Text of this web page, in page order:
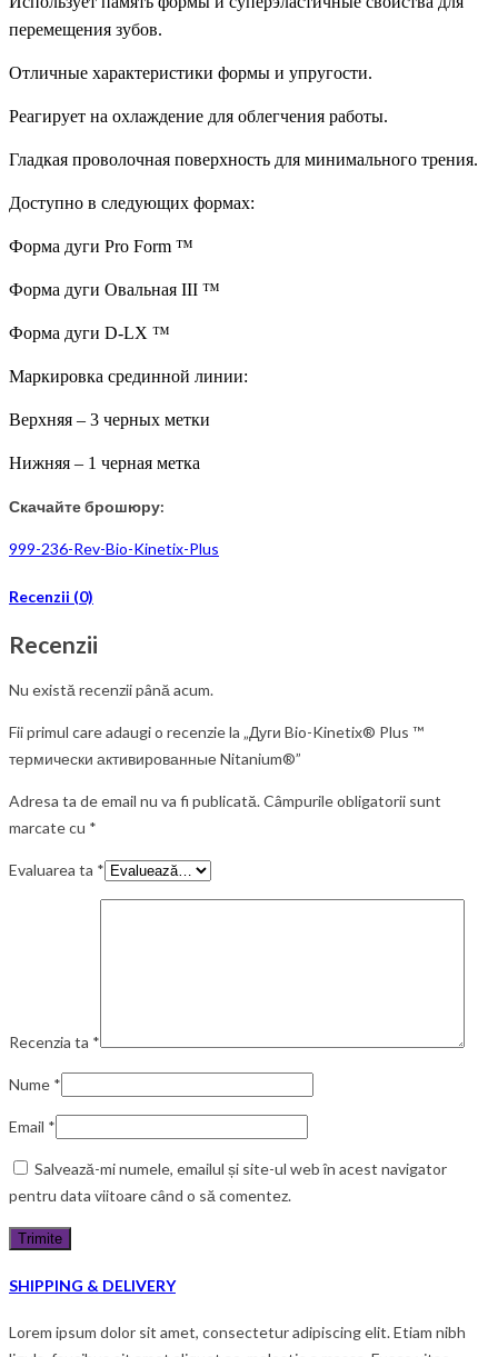
перемещения зубов.
Отличные характеристики формы и упругости.
Реагирует на охлаждение для облегчения работы.
Гладкая проволочная поверхность для минимального трения.
Доступно в следующих формах:
Форма дуги Pro Form ™
Форма дуги Овальная III ™
Форма дуги D-LX ™
Маркировка срединной линии:
Верхняя – 3 черных метки
Нижняя – 1 черная метка
Скачайте брошюру:
999-236-Rev-Bio-Kinetix-Plus
Recenzii (0)
Recenzii
Nu există recenzii până acum.
Fii primul care adaugi o recenzie la „Дуги Bio-Kinetix® Plus ™
термически активированные Nitanium®”
Adresa ta de email nu va fi publicată.Câmpurile obligatorii sunt
marcate cu *
Evaluarea ta *
Recenzia ta *
Nume *
Email *
Salvează-mi numele, emailul și site-ul web în acest navigator
pentru data viitoare când o să comentez.
SHIPPING & DELIVERY
Lorem ipsum dolor sit amet, consectetur adipiscing elit. Etiam nibh